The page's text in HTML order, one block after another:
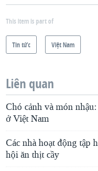
This item is part of
Tin tức Việt Nam
Liên quan
Chó cảnh và món
ở Việt Nam
Các nhà hoạt động tập
hội ăn thịt cầy